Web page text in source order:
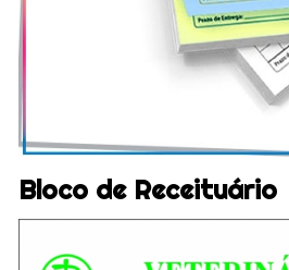
Bloco de Receituário